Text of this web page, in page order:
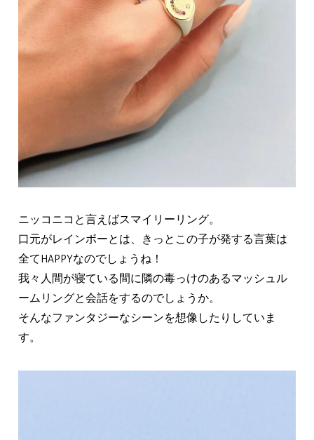
ニッコニコと言えばスマイリーリング。
口元がレインボーとは、きっとこの子が発する言葉は
全てHAPPYなのでしょうね！
我々人間が寝ている間に隣の毒っけのあるマッシュル
ームリングと会話をするのでしょうか。
そんなファンタジーなシーンを想像したりしていま
す。